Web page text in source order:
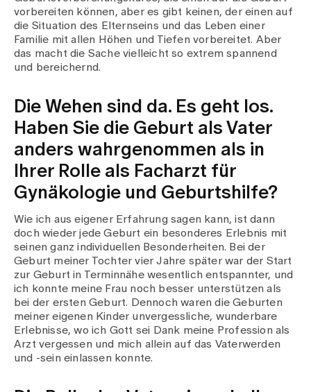
vorbereiten können, aber es gibt keinen, der einen auf
die Situation des Elternseins und das Leben einer
Familie mit allen Höhen und Tiefen vorbereitet. Aber
das macht die Sache vielleicht so extrem spannend
und bereichernd.
Die Wehen sind da. Es geht los.
Haben Sie die Geburt als Vater
anders wahrgenommen als in
Ihrer Rolle als Facharzt für
Gynäkologie und Geburtshilfe?
Wie ich aus eigener Erfahrung sagen kann, ist dann
doch wieder jede Geburt ein besonderes Erlebnis mit
seinen ganz individuellen Besonderheiten. Bei der
Geburt meiner Tochter vier Jahre später war der Start
zur Geburt in Terminnähe wesentlich entspannter, und
ich konnte meine Frau noch besser unterstützen als
bei der ersten Geburt. Dennoch waren die Geburten
meiner eigenen Kinder unvergessliche, wunderbare
Erlebnisse, wo ich Gott sei Dank meine Profession als
Arzt vergessen und mich allein auf das Vaterwerden
und -sein einlassen konnte.